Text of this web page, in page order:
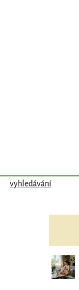
vyhledávání